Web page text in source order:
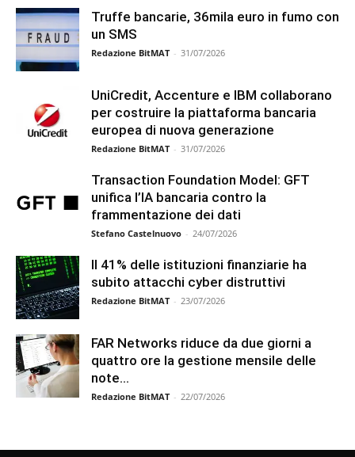
Truffe bancarie, 36mila euro in fumo con
un SMS
Redazione BitMAT - 31/07/2026
UniCredit, Accenture e IBM collaborano
per costruire la piattaforma bancaria
europea di nuova generazione
Redazione BitMAT - 31/07/2026
Transaction Foundation Model: GFT
unifica l’IA bancaria contro la
frammentazione dei dati
Stefano Castelnuovo - 24/07/2026
Il 41% delle istituzioni finanziarie ha
subito attacchi cyber distruttivi
Redazione BitMAT - 23/07/2026
FAR Networks riduce da due giorni a
quattro ore la gestione mensile delle
note...
Redazione BitMAT - 22/07/2026